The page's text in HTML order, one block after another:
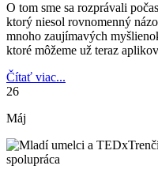
O tom sme sa rozprávali
ktorý niesol rovnomenný
mnoho zaujímavých
ktoré môžeme už teraz
Čítať viac...
26
Máj